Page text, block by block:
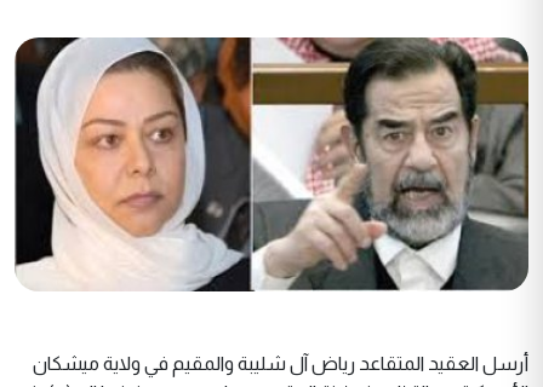
أرسل العقيد المتقاعد رياض آل شليبة والمقيم في ولاية ميشكان